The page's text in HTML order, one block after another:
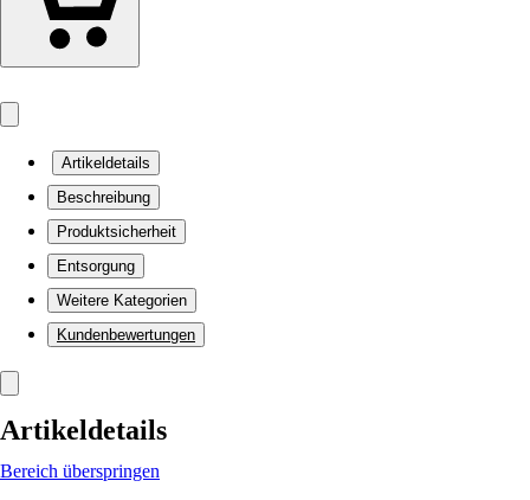
Artikeldetails
Beschreibung
Produktsicherheit
Entsorgung
Weitere Kategorien
Kundenbewertungen
Artikeldetails
Bereich überspringen